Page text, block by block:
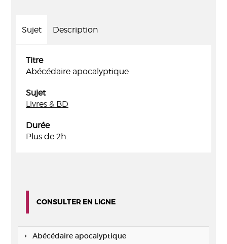
Sujet Description
Titre
Abécédaire apocalyptique
Sujet
Livres & BD
Durée
Plus de 2h.
CONSULTER EN LIGNE
Abécédaire apocalyptique